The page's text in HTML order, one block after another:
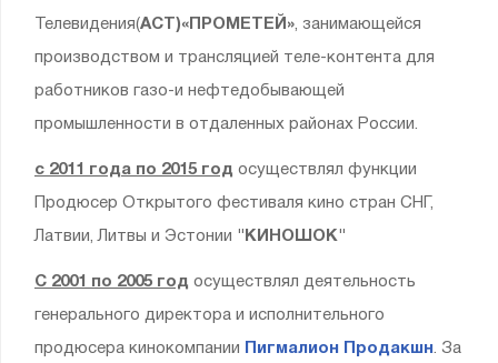
Телевидения(АСТ)«ПРОМЕТЕЙ», занимающейся
производством и трансляцией теле-контента для
работников газо-и нефтедобывающей
промышленности в отдаленных районах России.
с 2011 года по 2015 год осуществлял функции
Продюсер Открытого фестиваля кино стран СНГ,
Латвии, Литвы и Эстонии "КИНОШОК"
С 2001 по 2005 год осуществлял деятельность
генерального директора и исполнительного
продюсера кинокомпании Пигмалион Продакшн. За